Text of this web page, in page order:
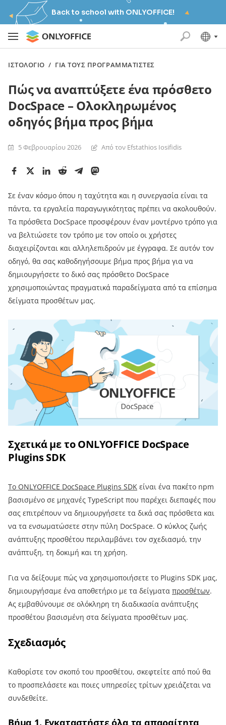
Back to school with ONLYOFFICE!
ΙΣΤΟΛΌΓΙΟ / ΓΙΑ ΤΟΥΣ ΠΡΟΓΡΑΜΜΑΤΙΣΤΈΣ
Πώς να αναπτύξετε ένα πρόσθετο
DocSpace – Ολοκληρωμένος
οδηγός βήμα προς βήμα
5 Φεβρουαρίου 2026 Από τον Efstathios Iosifidis
Σε έναν κόσμο όπου η ταχύτητα και η συνεργασία είναι τα
πάντα, τα εργαλεία παραγωγικότητας πρέπει να ακολουθούν.
Τα πρόσθετα DocSpace προσφέρουν έναν μοντέρνο τρόπο για
να βελτιώσετε τον τρόπο με τον οποίο οι χρήστες
διαχειρίζονται και αλληλεπιδρούν με έγγραφα. Σε αυτόν τον
οδηγό, θα σας καθοδηγήσουμε βήμα προς βήμα για να
δημιουργήσετε το δικό σας πρόσθετο DocSpace
χρησιμοποιώντας πραγματικά παραδείγματα από τα επίσημα
δείγματα προσθέτων μας.
Σχετικά με το ONLYOFFICE DocSpace
Plugins SDK
Το ONLYOFFICE DocSpace Plugins SDK είναι ένα πακέτο npm
βασισμένο σε μηχανές TypeScript που παρέχει διεπαφές που
σας επιτρέπουν να δημιουργήσετε τα δικά σας πρόσθετα και
να τα ενσωματώσετε στην πύλη DocSpace. Ο κύκλος ζωής
ανάπτυξης προσθέτου περιλαμβάνει τον σχεδιασμό, την
ανάπτυξη, τη δοκιμή και τη χρήση.
Για να δείξουμε πώς να χρησιμοποιήσετε το Plugins SDK μας,
δημιουργήσαμε ένα αποθετήριο με τα δείγματα προσθέτων.
Ας εμβαθύνουμε σε ολόκληρη τη διαδικασία ανάπτυξης
προσθέτου βασισμένη στα δείγματα προσθέτων μας.
Σχεδιασμός
Καθορίστε τον σκοπό του προσθέτου, σκεφτείτε από πού θα
το προσπελάσετε και ποιες υπηρεσίες τρίτων χρειάζεται να
συνδεθείτε.
Βήμα 1. Εγκαταστήστε όλα τα απαραίτητα